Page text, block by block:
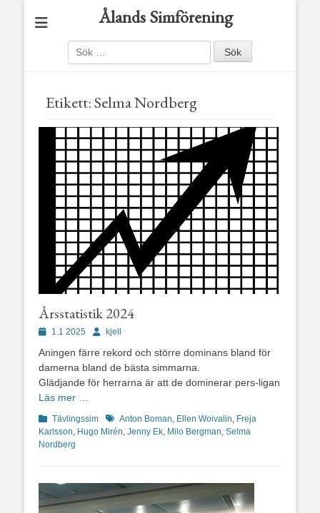
Ålands Simförening
Sök
efter:
Etikett:Selma Nordberg
Årsstatistik 2024
Publicerad
1.1 2025 Författare
kjell
Aningen färre rekord och större dominans bland för
damerna bland de bästa simmarna.
Glädjande för herrarna är att de dominerar pers-ligan
Läs mer …
Kategorier
Tävlingssim Etiketter
Anton Boman Ellen Woivalin Freja
Karlsson Hugo Mirén Jenny Ek Milo Bergman Selma
Nordberg